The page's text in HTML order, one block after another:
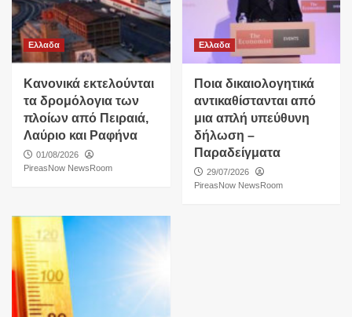
Ελλαδα
Κανονικά εκτελούνται
τα δρομόλογια των
πλοίων από Πειραιά,
Λαύριο και Ραφήνα
01/08/2026
PireasNow NewsRoom
Ελλαδα
Ποια δικαιολογητικά
αντικαθίστανται από
μια απλή υπεύθυνη
δήλωση –
Παραδείγματα
29/07/2026
PireasNow NewsRoom